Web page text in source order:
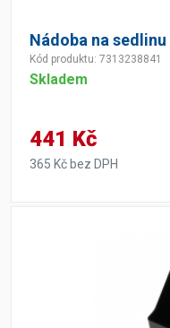
Nádoba na
Kód produktu: 7313238841
Skladem
441 Kč
365 Kč bez DPH